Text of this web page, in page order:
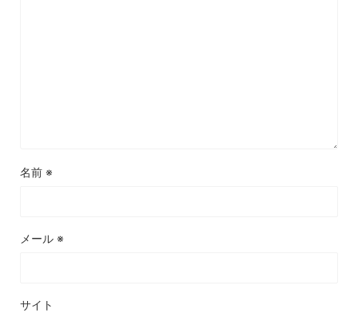
名前 ※
メール ※
サイト